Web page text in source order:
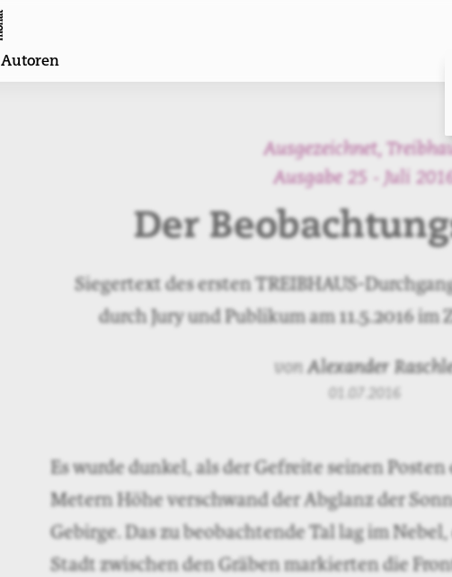
Autoren
Ausgezeichnet,
Ausgabe 25 - Juli
Der
Siegertext des ersten TREIBHAUS-
durch Jury und Publikum am 11.5.2016 im
vonAlexander
01.07.2016
Es wurde dunkel, als der Gefreite seinen
Metern Höhe verschwand der Abglanz der
Gebirge. Das zu beobachtende Tal lag im
Stadt zwischen den Gräben markierten die